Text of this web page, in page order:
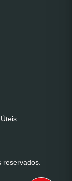
reservados.